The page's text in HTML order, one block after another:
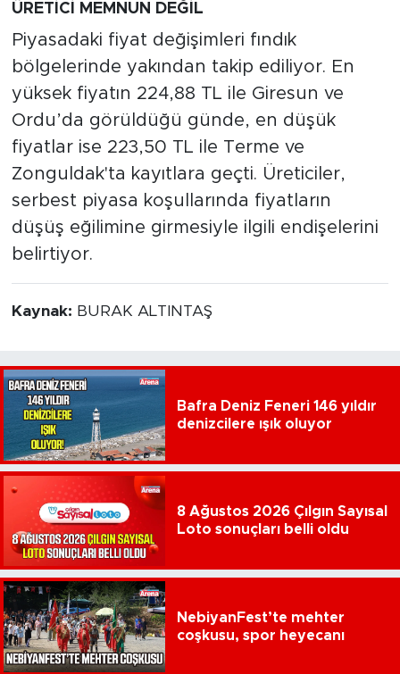
ÜRETİCİ MEMNUN DEĞİL
Piyasadaki fiyat değişimleri fındık
bölgelerinde yakından takip ediliyor. En
yüksek fiyatın 224,88 TL ile Giresun ve
Ordu’da görüldüğü günde, en düşük
fiyatlar ise 223,50 TL ile Terme ve
Zonguldak'ta kayıtlara geçti. Üreticiler,
serbest piyasa koşullarında fiyatların
düşüş eğilimine girmesiyle ilgili endişelerini
belirtiyor.
Kaynak: BURAK ALTINTAŞ
Bafra Deniz Feneri 146 yıldır
denizcilere ışık oluyor
8 Ağustos 2026 Çılgın Sayısal
Loto sonuçları belli oldu
NebiyanFest’te mehter
coşkusu, spor heyecanı